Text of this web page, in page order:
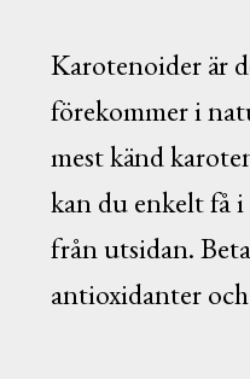
Karotenoider är
förekommer i
mest känd
kan du enkelt få
från utsidan.
antioxidanter